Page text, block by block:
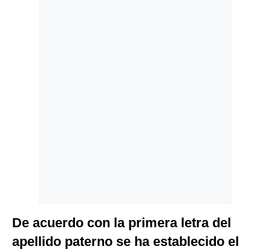
De acuerdo con la primera letra del
apellido paterno se ha establecido el